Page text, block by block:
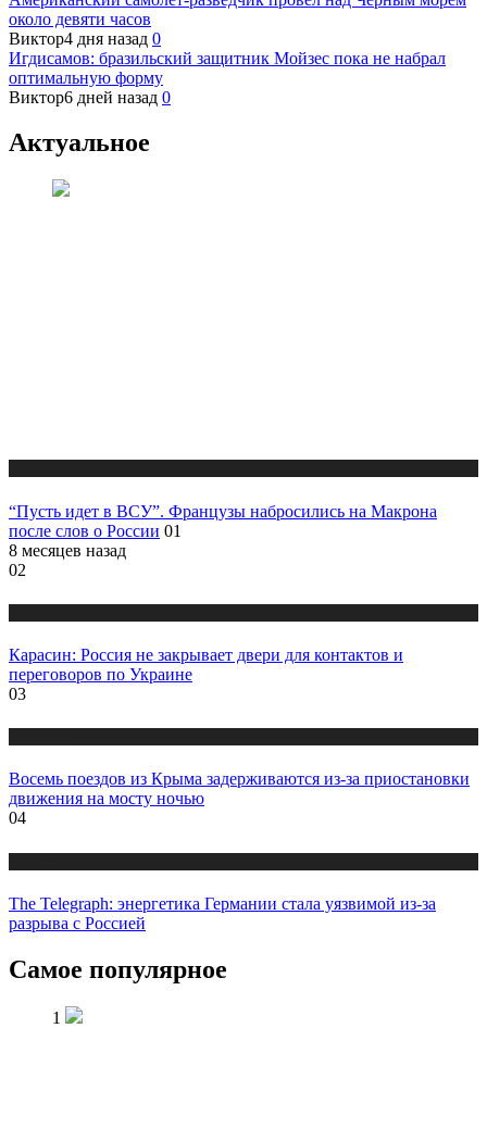
около девяти часов
Виктор4 дня назад 0
Игдисамов: бразильский защитник Мойзес пока не набрал
оптимальную форму
Виктор6 дней назад 0
Актуальное
“Пусть идет в ВСУ”. Французы набросились на Макрона
после слов о России 01
8 месяцев назад
02
Карасин: Россия не закрывает двери для контактов и
переговоров по Украине
03
Восемь поездов из Крыма задерживаются из-за приостановки
движения на мосту ночью
04
The Telegraph: энергетика Германии стала уязвимой из-за
разрыва с Россией
Самое популярное
1